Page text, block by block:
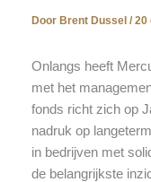
Door Brent Dussel / 20
Onlangs heeft
met het
fonds richt zich op
nadruk op
in bedrijven met
de belangrijkste